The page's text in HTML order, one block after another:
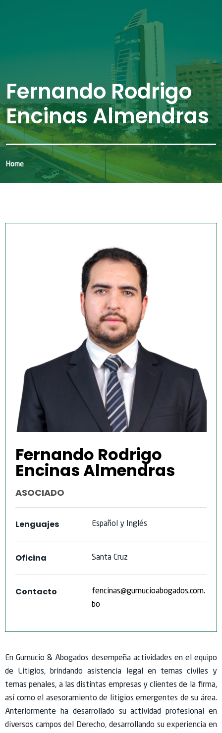
Fernando Rodrigo
Encinas Almendras
Home
Fernando Rodrigo
Encinas Almendras
ASOCIADO
Lenguajes Español y Inglés
Oficina Santa Cruz
Contacto
fencinas@gumucioabogados.com.
bo
En Gumucio & Abogados desempeña actividades en el equipo
de Litigios, brindando asistencia legal en temas civiles y
temas penales, a las distintas empresas y clientes de la firma,
así como el asesoramiento de litigios emergentes de su área.
Anteriormente ha desarrollado su actividad profesional en
diversos campos del Derecho, desarrollando su experiencia en